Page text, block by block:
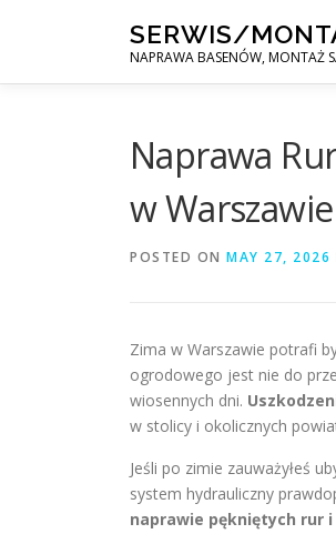
SERWIS/
NAPRAWA BASENÓW, MONTAŻ
Naprawa
w Warszawie
POSTED ON MAY 27, 2026
Zima w Warszawie potrafi
ogrodowego jest nie do
wiosennych dni.
w stolicy i okolicznych
Jeśli po zimie zauważyłeś
system hydrauliczny
naprawie pękniętych rur